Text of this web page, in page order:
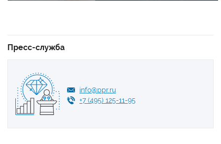
Пресс-служба
info@ppr.ru
+7 (495) 125-11-95